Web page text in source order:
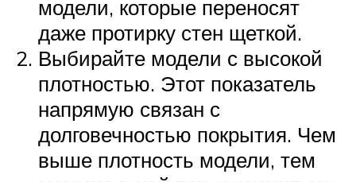
модели, которые переносят
даже протирку стен щеткой.
Выбирайте модели с высокой
плотностью. Этот показатель
напрямую связан с
долговечностью покрытия. Чем
выше плотность модели, тем